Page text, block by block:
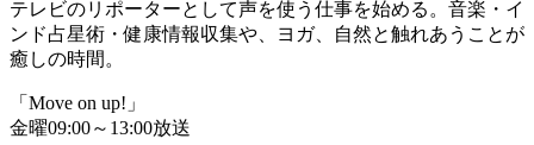
テレビのリポーターとして声を使う仕事を始める。音楽・イ
ンド占星術・健康情報収集や、ヨガ、自然と触れあうことが
癒しの時間。
「Move on up!」
金曜09:00～13:00放送